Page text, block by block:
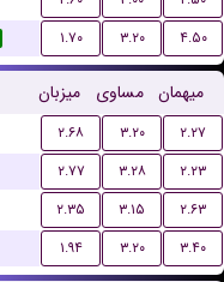
۱.۷۰ ۳.۲۰ ۴.۵۰
میزبان مساوی میهمان
۲.۶۸ ۳.۲۰
۲.۲۷
۲.۷۷ ۳.۲۸
۲.۲۳
۲.۳۵ ۳.۱۵
۲.۶۳
۱.۹۴ ۳.۲۰ ۳.۴۰